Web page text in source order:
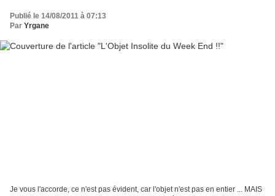
Publié le 14/08/2011 à 07:13
Par Yrgane
Je vous l'accorde, ce n'est pas évident, car l'objet n'est pas en entier ... MAIS